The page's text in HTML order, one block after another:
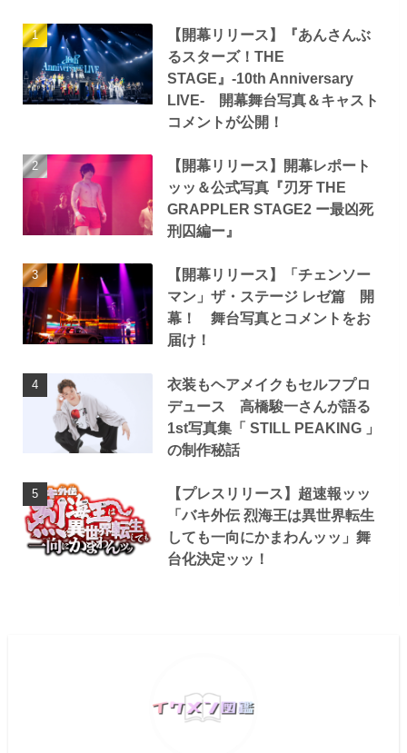
【開幕リリース】『あんさんぶ
るスターズ！THE
STAGE』-10th Anniversary
LIVE- 開幕舞台写真＆キャスト
コメントが公開！
【開幕リリース】開幕レポート
ッッ＆公式写真『刃牙 THE
GRAPPLER STAGE2 ー最凶死
刑囚編ー』
【開幕リリース】「チェンソー
マン」ザ・ステージ レゼ篇 開
幕！ 舞台写真とコメントをお
届け！
衣装もヘアメイクもセルフプロ
デュース 高橋駿一さんが語る
1st写真集「 STILL PEAKING 」
の制作秘話
【プレスリリース】超速報ッッ
「バキ外伝 烈海王は異世界転生
しても一向にかまわんッッ」舞
台化決定ッッ！